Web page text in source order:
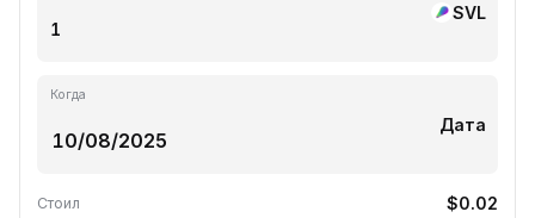
SVL
Когда
Дата
Стоил $0.02